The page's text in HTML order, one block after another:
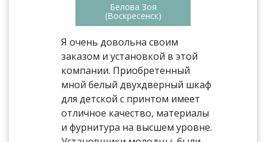
Белова Зоя
(Воскресенск)
Я очень довольна своим
заказом и установкой в этой
компании. Приобретенный
мной белый двухдверный шкаф
для детской с принтом имеет
отличное качество, материалы
и фурнитура на высшем уровне.